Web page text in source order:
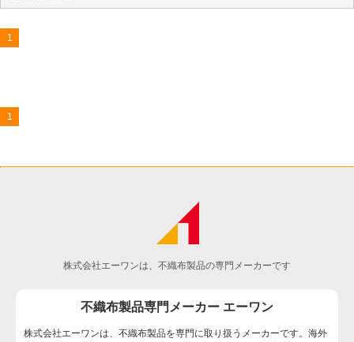
1
1
株式会社エーワンは、不織布製品の専門メーカーです
不織布製品専門メーカー エーワン
株式会社エーワンは、不織布製品を専門に取り扱うメーカーです。海外